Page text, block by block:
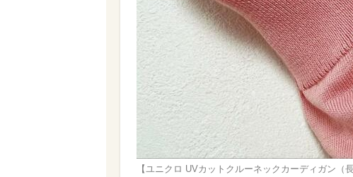
【ユニクロ UVカットクルーネックカーディガン（